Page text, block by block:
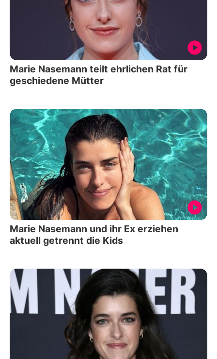
Marie Nasemann teilt ehrlichen Rat für
geschiedene Mütter
Marie Nasemann und ihr Ex erziehen
aktuell getrennt die Kids